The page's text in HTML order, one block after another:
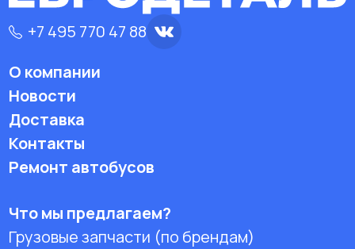
+7 495 770 47 88
О компании
Новости
Доставка
Контакты
Ремонт автобусов
Что мы предлагаем?
Грузовые запчасти (по брендам)